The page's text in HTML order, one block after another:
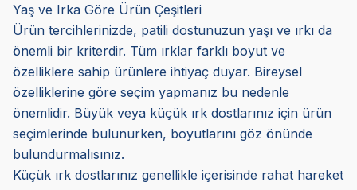
Yaş ve Irka Göre Ürün Çeşitleri
Ürün tercihlerinizde, patili dostunuzun yaşı ve ırkı da
önemli bir kriterdir. Tüm ırklar farklı boyut ve
özelliklere sahip ürünlere ihtiyaç duyar. Bireysel
özelliklerine göre seçim yapmanız bu nedenle
önemlidir. Büyük veya küçük ırk dostlarınız için ürün
seçimlerinde bulunurken, boyutlarını göz önünde
bulundurmalısınız.
Küçük ırk dostlarınız genellikle içerisinde rahat hareket